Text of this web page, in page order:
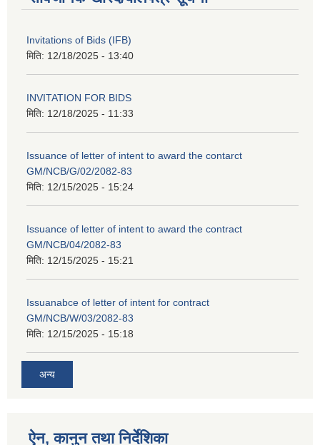
Invitations of Bids (IFB)
मिति: 12/18/2025 - 13:40
INVITATION FOR BIDS
मिति: 12/18/2025 - 11:33
Issuance of letter of intent to award the contarct
GM/NCB/G/02/2082-83
मिति: 12/15/2025 - 15:24
Issuance of letter of intent to award the contract
GM/NCB/04/2082-83
मिति: 12/15/2025 - 15:21
Issuanabce of letter of intent for contract
GM/NCB/W/03/2082-83
मिति: 12/15/2025 - 15:18
अन्य
ऐन, कानुन तथा निर्देशिका